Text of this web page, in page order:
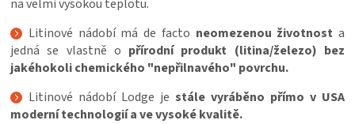
PŘIHLÁŠENÍ
na velmi vysokou teplotu.
Litinové nádobí má de facto neomezenou životnosta
jedná se vlastně o přírodní produkt (litina/železo) bez
jakéhokoli chemického "nepřilnavého" povrchu.
Litinové nádobí Lodge je stále vyráběno přímo v USA
moderní technologií a ve vysoké kvalitě.